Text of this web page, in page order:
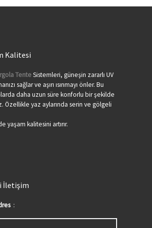
Kalitesi
TenteSistemleri, güneşin zararlı UV
sağlar ve aşırı ısınmayı önler. Bu
daha uzun süre konforlu bir şekilde
Özellikle yaz aylarında serin ve gölgeli
yaşam kalitesini artırır.
İletişim
: